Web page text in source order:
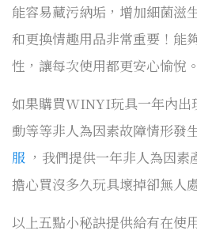
能容易藏污納垢，增加細菌滋
和更換情趣用品非常重要！能
性，讓每次使用都更安心愉悅。
如果購買WINYI玩具一年內出
動等等非人為因素故障情形發
服 ，我們提供一年非人為因
擔心買沒多久玩具壞掉卻無人
以上五點小秘訣提供給有在使